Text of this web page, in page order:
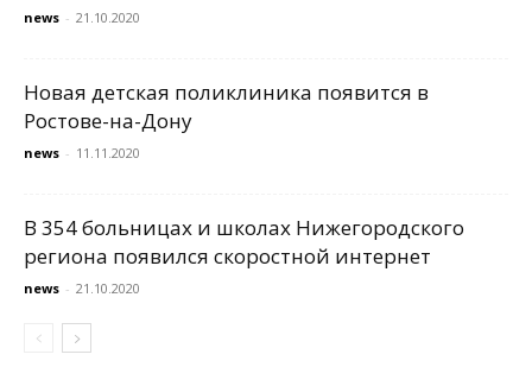
news - 21.10.2020
Новая детская поликлиника появится в
Ростове-на-Дону
news - 11.11.2020
В 354 больницах и школах Нижегородского
региона появился скоростной интернет
news - 21.10.2020